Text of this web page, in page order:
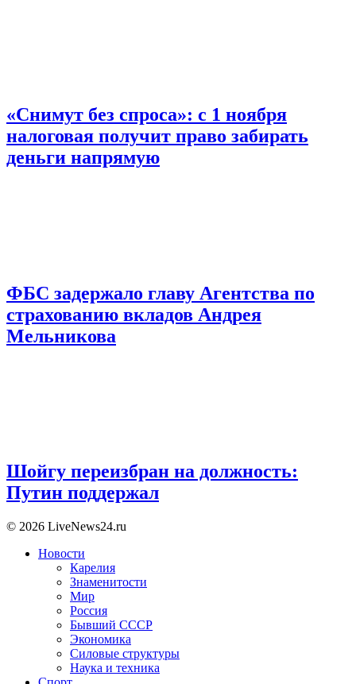
«Снимут без спроса»: с 1 ноября
налоговая получит право забирать
деньги напрямую
ФБС задержало главу Агентства по
страхованию вкладов Андрея
Мельникова
Шойгу переизбран на должность:
Путин поддержал
© 2026 LiveNews24.ru
Новости
Карелия
Знаменитости
Мир
Россия
Бывший СССР
Экономика
Силовые структуры
Наука и техника